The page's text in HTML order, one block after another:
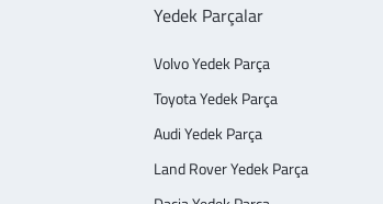
Yedek Parçalar
Volvo Yedek Parça
Toyota Yedek Parça
Audi Yedek Parça
Land Rover Yedek Parça